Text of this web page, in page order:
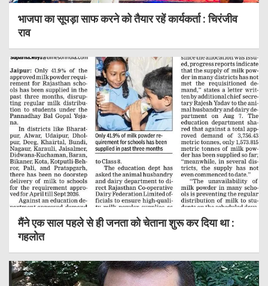
भाजपा का सूपड़ा साफ करने को तैयार रहें कार्यकर्ता : चिरंजीव
राव
मैंने एक साल पहले से ही जनता को चेताना शुरू कर दिया था :
गहलोत